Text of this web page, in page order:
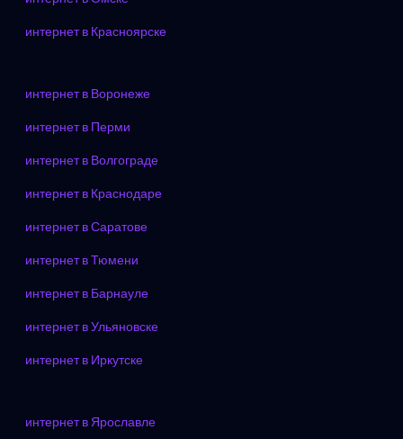
интернет в Красноярске
интернет в Воронеже
интернет в Перми
интернет в Волгограде
интернет в Краснодаре
интернет в Саратове
интернет в Тюмени
интернет в Барнауле
интернет в Ульяновске
интернет в Иркутске
интернет в Ярославле